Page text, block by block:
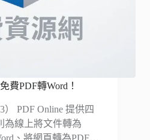
費PDF轉Word！
） PDF Online 提供四
為線上將文件轉為